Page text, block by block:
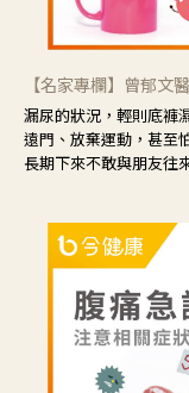
【名家專欄】曾郁文
漏尿的狀況，輕則底褲
遠門、放棄運動，甚至
長期下來不敢與朋友往